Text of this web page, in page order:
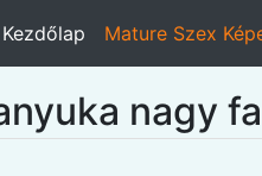
Kezdőlap Mature Szex
nagy